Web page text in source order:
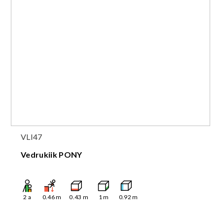
VLI47
Vedrukiik PONY
2 a 0.46m 0.43 m 1m 0.92 m